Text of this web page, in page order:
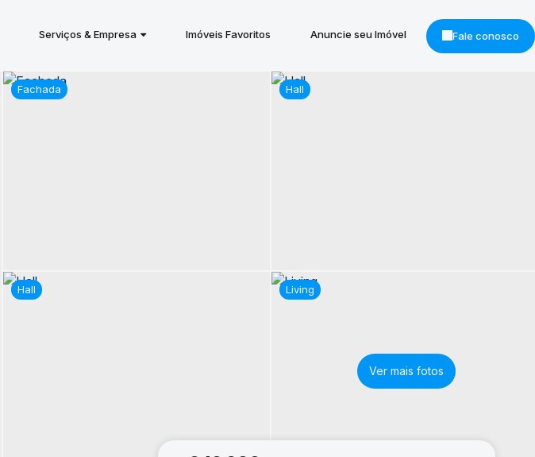
Anuncie seu Imóvel
Imóveis Favoritos
Serviços & Empresa Fale conosco
Fachada Hall
Hall Living